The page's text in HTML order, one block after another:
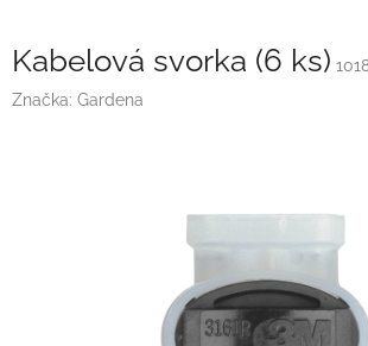
Kabelová svorka (6 ks)
Značka: Gardena